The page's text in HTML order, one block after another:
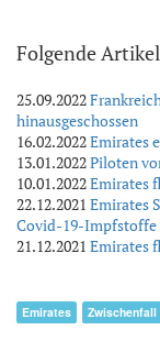
Folgende
25.09.2022
hinausgeschossen
16.02.2022Emirates
13.01.2022Piloten
10.01.2022Emirates
22.12.2021 Emirates
Covid-19-Impfstoffe
21.12.2021 Emirates
Emirates Zwischenfall